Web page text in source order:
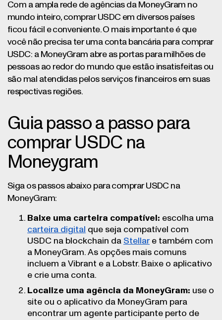
Com a ampla rede de agências da MoneyGram no
mundo inteiro, comprar USDC em diversos países
ficou fácil e conveniente. O mais importante é que
você não precisa ter uma conta bancária para comprar
USDC: a MoneyGram abre as portas para milhões de
pessoas ao redor do mundo que estão insatisfeitas ou
são mal atendidas pelos serviços financeiros em suas
respectivas regiões.
Guia passo a passo para
comprar USDC na
Moneygram
Siga os passos abaixo para comprar USDC na
MoneyGram:
Baixe uma carteira compatível: escolha uma
carteira digital que seja compatível com
USDC na blockchain da Stellare também com
a MoneyGram. As opções mais comuns
incluem a Vibrant e a Lobstr. Baixe o aplicativo
e crie uma conta.
Localize uma agência da MoneyGram: use o
site ou o aplicativo da MoneyGram para
encontrar um agente participante perto de